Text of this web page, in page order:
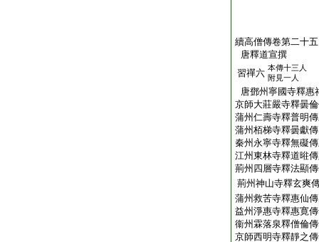
續高僧傳卷第二十五
唐釋道宣撰
習禪六 本傳十三人
附見一人
唐鄧州寧國寺釋惠
京師大莊嚴寺釋曇
蒲州仁壽寺釋普明
蒲州栢梯寺釋曇獻
秦州永寧寺釋無礙
江州東林寺釋道暀
荊州四層寺釋法顯
荊州神山寺釋玄爽
蒲州救苦寺釋惠仙
益州淨惠寺釋惠寛
衞州霖落泉釋僧倫
京師西明寺釋靜之